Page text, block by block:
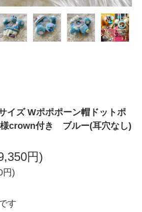
イズ Wポポポーン帽ドットポ
様crown付き ブルー(耳穴なし)
円)
円)
す